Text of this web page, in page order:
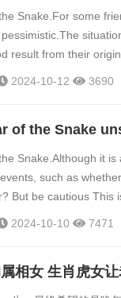
Snake.For some
result from their
2024-10-12 3690
Snake.Although it
such as
But be cautious This
2024-10-10 7471
相女 生肖虎女